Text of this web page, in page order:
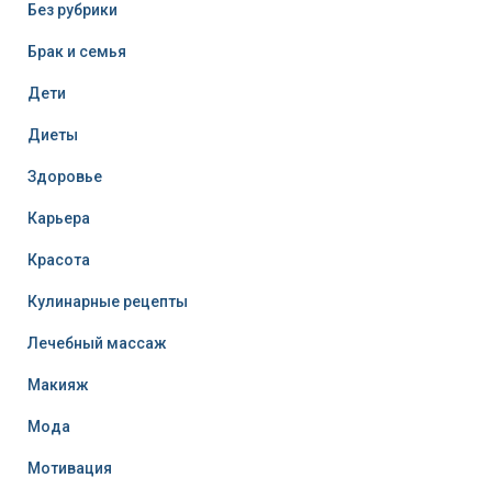
Без рубрики
Брак и семья
Дети
Диеты
Здоровье
Карьера
Красота
Кулинарные рецепты
Лечебный массаж
Макияж
Мода
Мотивация